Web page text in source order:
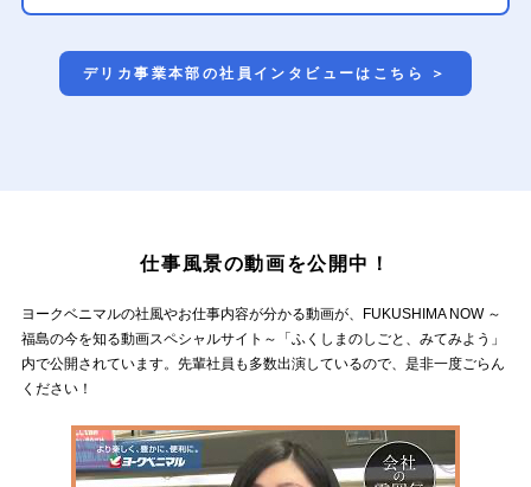
デリカ事業本部の社員インタビューはこちら ＞
仕事風景の動画を公開中！
ヨークベニマルの社風やお仕事内容が分かる動画が、FUKUSHIMA NOW ～
福島の今を知る動画スペシャルサイト～「ふくしまのしごと、みてみよう」
内で公開されています。先輩社員も多数出演しているので、是非一度ごらん
ください！